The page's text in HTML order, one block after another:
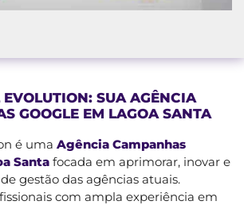
EVOLUTION: SUA AGÊNCIA
GOOGLE EM LAGOA SANTA
é uma Agência Campanhas
Santa focada em aprimorar, inovar e
gestão das agências atuais.
com ampla experiência em